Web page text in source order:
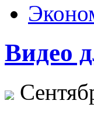
Видео